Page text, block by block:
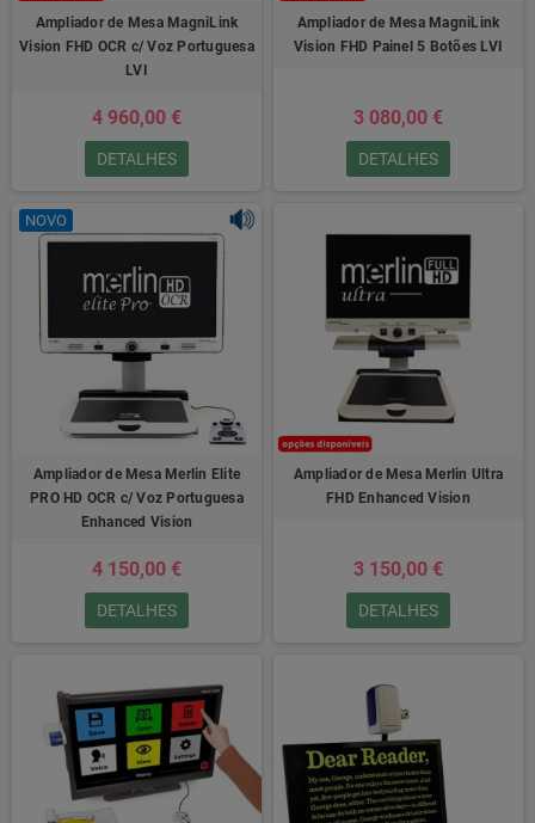
Ampliador de Mesa MagniLink
Vision FHD OCR c/ Voz Portuguesa
LVI
4 960,00 €
DETALHES
Ampliador de Mesa MagniLink
Vision FHD Painel 5 Botões LVI
3 080,00 €
DETALHES
NOVO
Ampliador de Mesa Merlin Elite
PRO HD OCR c/ Voz Portuguesa
Enhanced Vision
4 150,00 €
DETALHES
Ampliador de Mesa Merlin Ultra
FHD Enhanced Vision
3 150,00 €
DETALHES